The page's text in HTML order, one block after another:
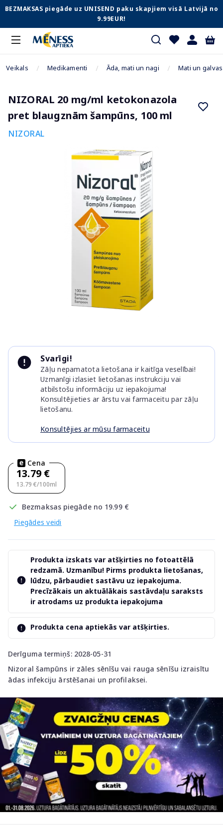
BEZMAKSAS piegāde uz UNISEND paku skapjiem visā Latvijā no
9.99EUR!
Veikals Medikamenti Āda, mati un nagi Mati un
NIZORAL 20 mg/ml ketokonazola
pret blaugznām šampūns, 100 ml
NIZORAL
Svarīgi!
Zāļu nepamatota lietošana ir kaitīga veselībai!
Uzmanīgi izlasiet lietošanas instrukciju vai
atbilstošu informāciju uz iepakojuma!
Konsultējieties ar ārstu vai farmaceitu par zāļu
lietošanu.
Konsultējies ar mūsu farmaceitu
Cena
13.79 €
13.79 €/100ml
Bezmaksas piegāde no 19.99 €
Piegādes veidi
Derīguma termiņš: 2028-05-31
Nizoral šampūns ir zāles sēnīšu vai rauga sēnīšu izraisītu
ādas infekciju ārstēšanai un profilaksei.
Produkta izskats var atšķirties no fotoattēlā
redzamā. Uzmanību! Pirms produkta lietošanas,
lūdzu, pārbaudiet sastāvu uz iepakojuma.
Precīzākais un aktuālākais sastāvdaļu saraksts
ir atrodams uz produkta iepakojuma
Produkta cena aptiekās var atšķirties.